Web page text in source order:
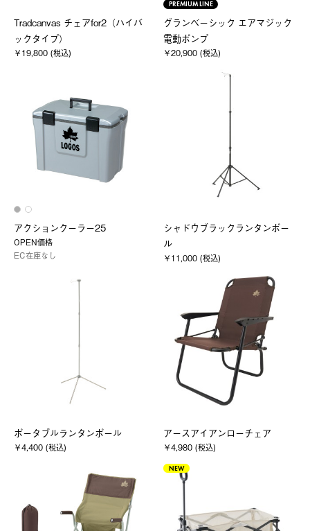
Tradcanvas チェアfor2（ハイバ
ックタイプ）
￥19,800 (税込)
PREMIUM LINE
グランベーシック エアマジック
電動ポンプ
￥20,900 (税込)
アクションクーラー25
OPEN価格
EC在庫なし
シャドウブラックランタンポー
ル
￥11,000 (税込)
ポータブルランタンポール
￥4,400 (税込)
アースアイアンローチェア
￥4,980 (税込)
NEW